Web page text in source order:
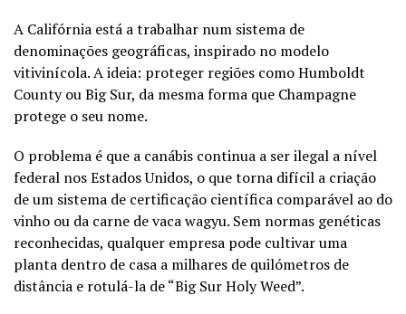
A Califórnia está a trabalhar num sistema de
denominações geográficas, inspirado no modelo
vitivinícola. A ideia: proteger regiões como Humboldt
County ou Big Sur, da mesma forma que Champagne
protege o seu nome.
O problema é que a canábis continua a ser ilegal a nível
federal nos Estados Unidos, o que torna difícil a criação
de um sistema de certificação científica comparável ao do
vinho ou da carne de vaca wagyu. Sem normas genéticas
reconhecidas, qualquer empresa pode cultivar uma
planta dentro de casa a milhares de quilómetros de
distância e rotulá-la de “Big Sur Holy Weed”.